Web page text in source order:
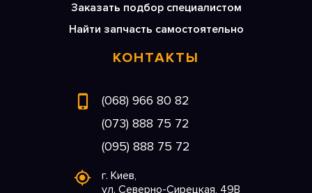
Заказать подбор специалистом
Найти запчасть самостоятельно
КОНТАКТЫ
(068) 966 80 82
(073) 888 75 72
(095) 888 75 72
г. Киев,
ул. Северно-Сирецкая, 49В